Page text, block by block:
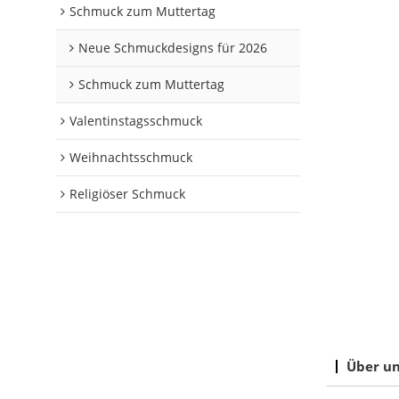
Schmuck zum Muttertag
Neue Schmuckdesigns für 2026
Schmuck zum Muttertag
Valentinstagsschmuck
Weihnachtsschmuck
Religiöser Schmuck
Über